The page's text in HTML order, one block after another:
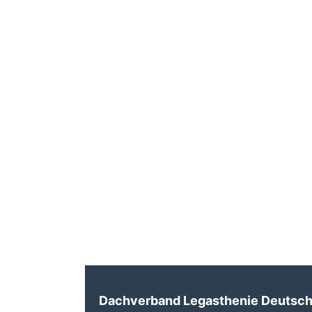
Dachverband Legasthenie